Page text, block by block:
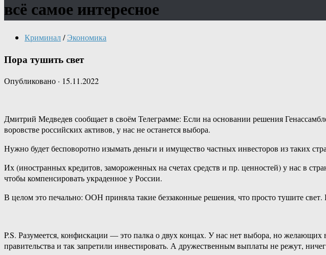
всё самое интересное
Криминал/ Экономика
Пора тушить свет
Опубликовано · 15.11.2022
Дмитрий Медведев сообщает в своём Телеграмме: Если на основании решения
воровстве российских активов, у нас не останется выбора.
Нужно будет бесповоротно изымать деньги и имущество частных инвесторов из таких
Их (иностранных кредитов, замороженных на счетах средств и пр. ценностей) у нас в
чтобы компенсировать украденное у России.
В целом это печально: ООН приняла такие беззаконные решения, что просто тушите
P.S. Разумеется, конфискации — это палка о двух концах. У нас нет выбора, но
правительства и так запретили инвестировать. А дружественным выплаты не режут,